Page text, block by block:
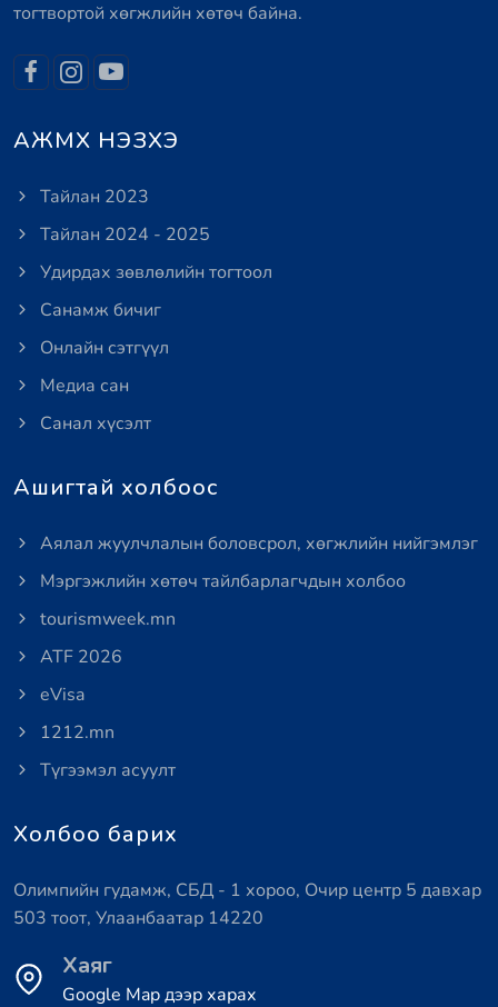
тогтвортой хөгжлийн хөтөч байна.
АЖМХ НЭЗХЭ
Тайлан 2023
Тайлан 2024 - 2025
Удирдах зөвлөлийн тогтоол
Санамж бичиг
Онлайн сэтгүүл
Медиа сан
Санал хүсэлт
Ашигтай холбоос
Аялал жуулчлалын боловсрол, хөгжлийн нийгэмлэг
Мэргэжлийн хөтөч тайлбарлагчдын холбоо
tourismweek.mn
ATF 2026
eVisa
1212.mn
Түгээмэл асуулт
Холбоо барих
Олимпийн гудамж, СБД - 1 хороо, Очир центр 5 давхар
503 тоот, Улаанбаатар 14220
Хаяг
Google Map дээр харах